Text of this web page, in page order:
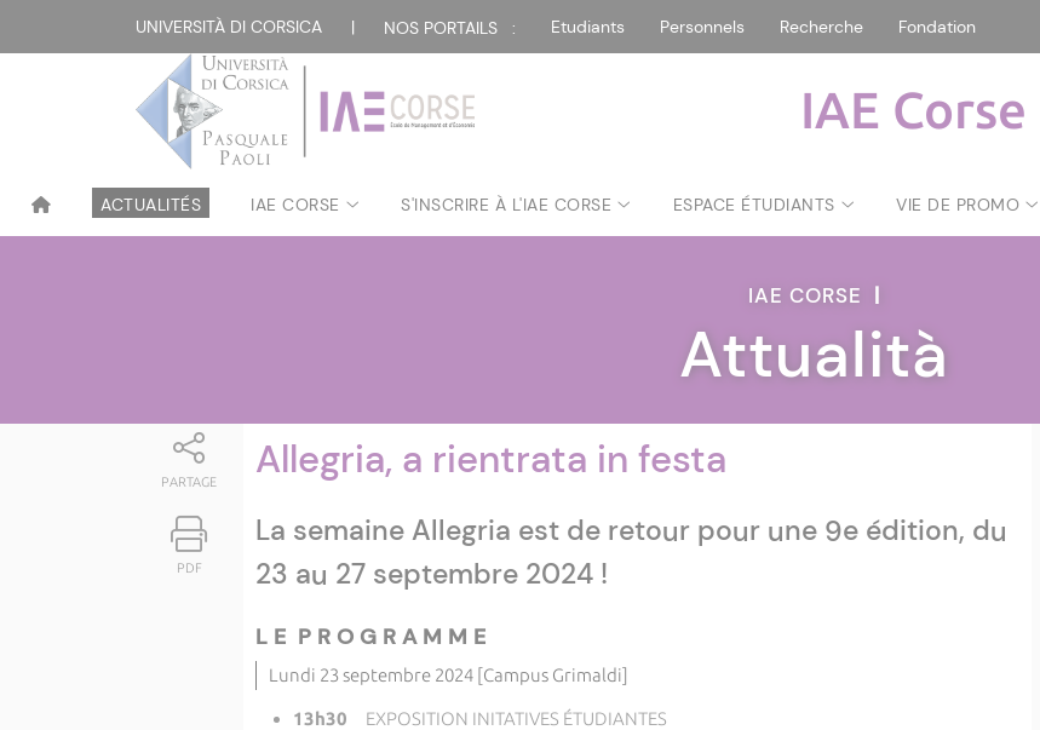
UNIVERSITÀ DI CORSICA | NOS PORTAILS : Etudiants Personnels Recherche Fondation
IAE Corse |
ACTUALITÉS IAE CORSE S'INSCRIRE À L'IAE CORSE ESPACE ÉTUDIANTS VIE DE PROMO
IAE CORSE |
Attualità
PARTAGE
PDF
Allegria, a rientrata in festa
La semaine Allegria est de retour pour une 9e édition, du
23 au 27 septembre 2024 !
L E P R O G R A M M E
Lundi 23 septembre 2024 [Campus Grimaldi]
13h30
EXPOSITION INITATIVES ÉTUDIANTES